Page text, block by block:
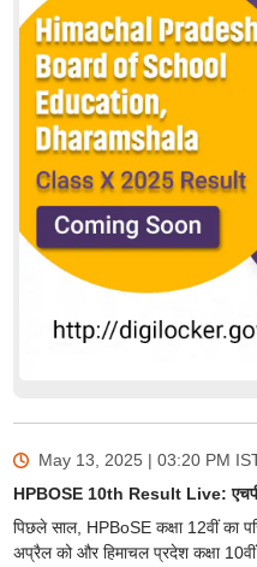
May 13, 2025 | 03:20 PM
HPBOSE 10th Result Live: एचपी
पिछले साल, HPBoSE कक्षा 12वीं
अप्रैल को और हिमाचल प्रदेश कक्षा